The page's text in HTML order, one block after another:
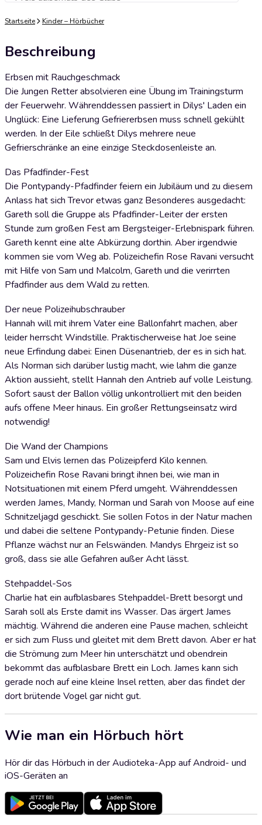
Startseite Kinder – Hörbücher
Beschreibung
Erbsen mit Rauchgeschmack
Die Jungen Retter absolvieren eine Übung im Trainingsturm
der Feuerwehr. Währenddessen passiert in Dilys' Laden ein
Unglück: Eine Lieferung Gefriererbsen muss schnell gekühlt
werden. In der Eile schließt Dilys mehrere neue
Gefrierschränke an eine einzige Steckdosenleiste an.
Das Pfadfinder-Fest
Die Pontypandy-Pfadfinder feiern ein Jubiläum und zu diesem
Anlass hat sich Trevor etwas ganz Besonderes ausgedacht:
Gareth soll die Gruppe als Pfadfinder-Leiter der ersten
Stunde zum großen Fest am Bergsteiger-Erlebnispark führen.
Gareth kennt eine alte Abkürzung dorthin. Aber irgendwie
kommen sie vom Weg ab. Polizeichefin Rose Ravani versucht
mit Hilfe von Sam und Malcolm, Gareth und die verirrten
Pfadfinder aus dem Wald zu retten.
Der neue Polizeihubschrauber
Hannah will mit ihrem Vater eine Ballonfahrt machen, aber
leider herrscht Windstille. Praktischerweise hat Joe seine
neue Erfindung dabei: Einen Düsenantrieb, der es in sich hat.
Als Norman sich darüber lustig macht, wie lahm die ganze
Aktion aussieht, stellt Hannah den Antrieb auf volle Leistung.
Sofort saust der Ballon völlig unkontrolliert mit den beiden
aufs offene Meer hinaus. Ein großer Rettungseinsatz wird
notwendig!
Die Wand der Champions
Sam und Elvis lernen das Polizeipferd Kilo kennen.
Polizeichefin Rose Ravani bringt ihnen bei, wie man in
Notsituationen mit einem Pferd umgeht. Währenddessen
werden James, Mandy, Norman und Sarah von Moose auf eine
Schnitzeljagd geschickt. Sie sollen Fotos in der Natur machen
und dabei die seltene Pontypandy-Petunie finden. Diese
Pflanze wächst nur an Felswänden. Mandys Ehrgeiz ist so
groß, dass sie alle Gefahren außer Acht lässt.
Stehpaddel-Sos
Charlie hat ein aufblasbares Stehpaddel-Brett besorgt und
Sarah soll als Erste damit ins Wasser. Das ärgert James
mächtig. Während die anderen eine Pause machen, schleicht
er sich zum Fluss und gleitet mit dem Brett davon. Aber er hat
die Strömung zum Meer hin unterschätzt und obendrein
bekommt das aufblasbare Brett ein Loch. James kann sich
gerade noch auf eine kleine Insel retten, aber das findet der
dort brütende Vogel gar nicht gut.
Wie man ein Hörbuch hört
Hör dir das Hörbuch in der Audioteka-App auf Android- und
iOS-Geräten an